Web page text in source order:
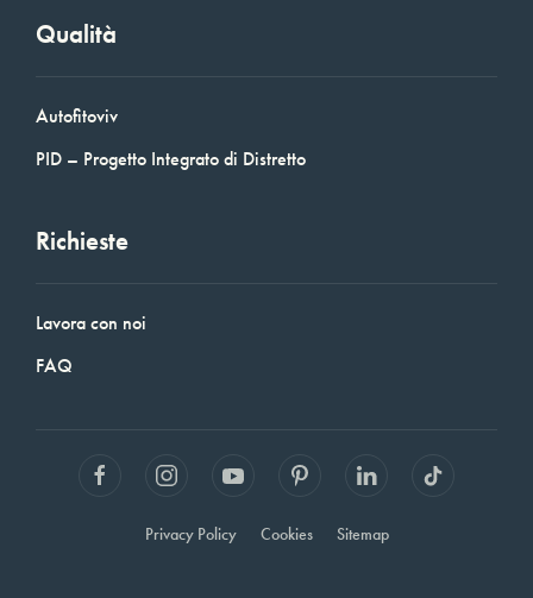
Qualità
Autofitoviv
PID – Progetto Integrato di Distretto
Richieste
Lavora con noi
FAQ
Privacy Policy Cookies Sitemap